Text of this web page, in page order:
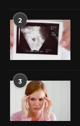
2
3